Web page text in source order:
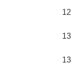
12
13
13